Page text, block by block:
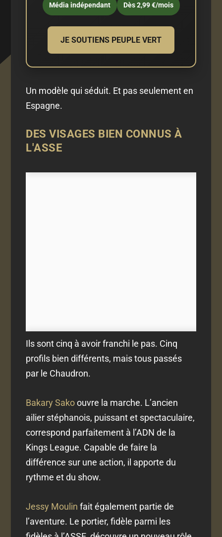
Média indépendant Dès 2,99 €/mois
JE SOUTIENS PEUPLE VERT
Un modèle qui séduit. Et pas seulement en
Espagne.
DES VISAGES BIEN CONNUS À
L'ASSE
Ils sont cinq à avoir franchi le pas. Cinq
profils bien différents, mais tous passés
par le Chaudron.
Bakary Sakoouvre la marche. L’ancien
ailier stéphanois, puissant et spectaculaire,
correspond parfaitement à l’ADN de la
Kings League. Capable de faire la
différence sur une action, il apporte du
rythme et du show.
Jessy Moulin fait également partie de
l’aventure. Le portier, fidèle parmi les